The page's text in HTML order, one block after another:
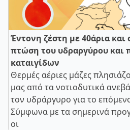
Έντονη ζέστη με 40άρια και
πτώση του υδραργύρου και
καταιγίδων
Θερμές αέριες μάζες
μας από τα νοτιοδυτικά
τον υδράργυρο για το
Σύμφωνα με τα σημερινά
οι